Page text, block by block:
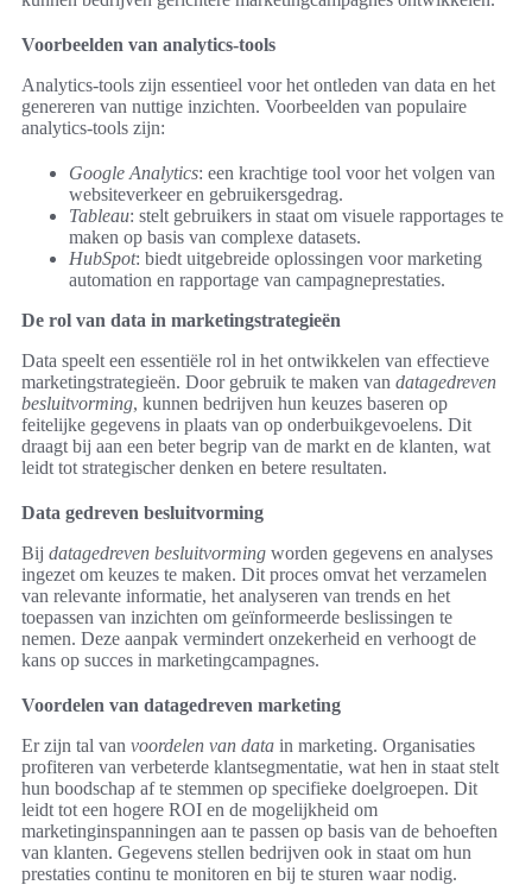
Voorbeelden van analytics-tools
Analytics-tools zijn essentieel voor het ontleden van data en het
genereren van nuttige inzichten. Voorbeelden van populaire
analytics-tools zijn:
Google Analytics: een krachtige tool voor het volgen van
websiteverkeer en gebruikersgedrag.
Tableau: stelt gebruikers in staat om visuele rapportages te
maken op basis van complexe datasets.
HubSpot: biedt uitgebreide oplossingen voor marketing
automation en rapportage van campagneprestaties.
De rol van data in marketingstrategieën
Data speelt een essentiële rol in het ontwikkelen van effectieve
marketingstrategieën. Door gebruik te maken van datagedreven
besluitvorming, kunnen bedrijven hun keuzes baseren op
feitelijke gegevens in plaats van op onderbuikgevoelens. Dit
draagt bij aan een beter begrip van de markt en de klanten, wat
leidt tot strategischer denken en betere resultaten.
Data gedreven besluitvorming
Bij datagedreven besluitvorming worden gegevens en analyses
ingezet om keuzes te maken. Dit proces omvat het verzamelen
van relevante informatie, het analyseren van trends en het
toepassen van inzichten om geïnformeerde beslissingen te
nemen. Deze aanpak vermindert onzekerheid en verhoogt de
kans op succes in marketingcampagnes.
Voordelen van datagedreven marketing
Er zijn tal van voordelen van data in marketing. Organisaties
profiteren van verbeterde klantsegmentatie, wat hen in staat stelt
hun boodschap af te stemmen op specifieke doelgroepen. Dit
leidt tot een hogere ROI en de mogelijkheid om
marketinginspanningen aan te passen op basis van de behoeften
van klanten. Gegevens stellen bedrijven ook in staat om hun
prestaties continu te monitoren en bij te sturen waar nodig.